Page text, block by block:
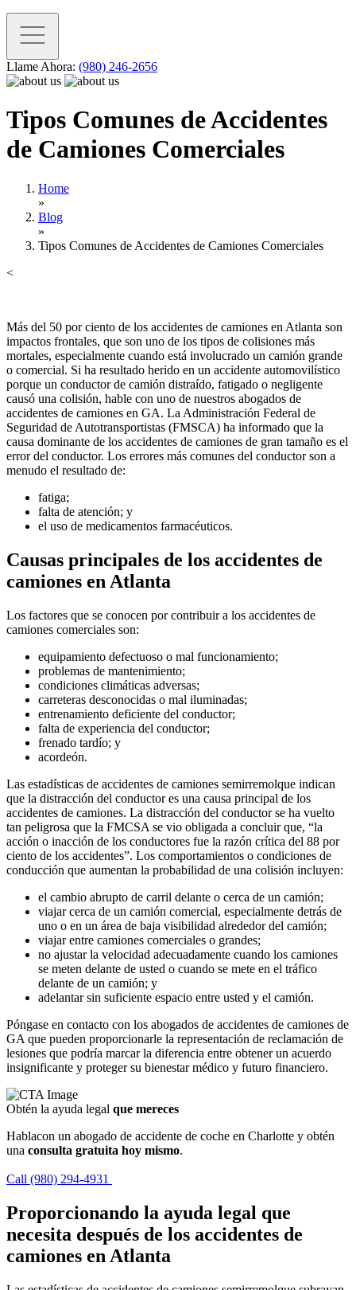
Llame Ahora: (980) 246-2656
Tipos Comunes de Accidentes
de Camiones Comerciales
Home
»
Blog
»
Tipos Comunes de Accidentes de Camiones Comerciales
<
Más del 50 por ciento de los accidentes de camiones en Atlanta son
impactos frontales, que son uno de los tipos de colisiones más
mortales, especialmente cuando está involucrado un camión grande
o comercial. Si ha resultado herido en un accidente automovilístico
porque un conductor de camión distraído, fatigado o negligente
causó una colisión, hable con uno de nuestros abogados de
accidentes de camiones en GA. La Administración Federal de
Seguridad de Autotransportistas (FMSCA) ha informado que la
causa dominante de los accidentes de camiones de gran tamaño es el
error del conductor. Los errores más comunes del conductor son a
menudo el resultado de:
fatiga;
falta de atención; y
el uso de medicamentos farmacéuticos.
Causas principales de los accidentes de
camiones en Atlanta
Los factores que se conocen por contribuir a los accidentes de
camiones comerciales son:
equipamiento defectuoso o mal funcionamiento;
problemas de mantenimiento;
condiciones climáticas adversas;
carreteras desconocidas o mal iluminadas;
entrenamiento deficiente del conductor;
falta de experiencia del conductor;
frenado tardío; y
acordeón.
Las estadísticas de accidentes de camiones semirremolque indican
que la distracción del conductor es una causa principal de los
accidentes de camiones. La distracción del conductor se ha vuelto
tan peligrosa que la FMCSA se vio obligada a concluir que, “la
acción o inacción de los conductores fue la razón crítica del 88 por
ciento de los accidentes”. Los comportamientos o condiciones de
conducción que aumentan la probabilidad de una colisión incluyen:
el cambio abrupto de carril delante o cerca de un camión;
viajar cerca de un camión comercial, especialmente detrás de
uno o en un área de baja visibilidad alrededor del camión;
viajar entre camiones comerciales o grandes;
no ajustar la velocidad adecuadamente cuando los camiones
se meten delante de usted o cuando se mete en el tráfico
delante de un camión; y
adelantar sin suficiente espacio entre usted y el camión.
Póngase en contacto con los abogados de accidentes de camiones de
GA que pueden proporcionarle la representación de reclamación de
lesiones que podría marcar la diferencia entre obtener un acuerdo
insignificante y proteger su bienestar médico y futuro financiero.
Obtén la ayuda legal que mereces
Hablacon un abogado de accidente de coche en Charlotte y obtén
una consulta gratuita hoy mismo.
Call (980) 294-4931
Proporcionando la ayuda legal que
necesita después de los accidentes de
camiones en Atlanta